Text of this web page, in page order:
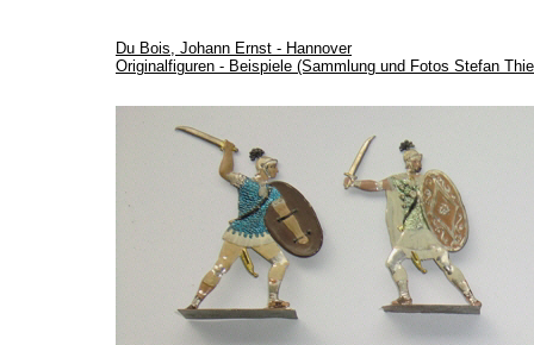
Du Bois, Johann Ernst - Hannover
Originalfiguren - Beispiele (Sammlung und Fotos Stefan